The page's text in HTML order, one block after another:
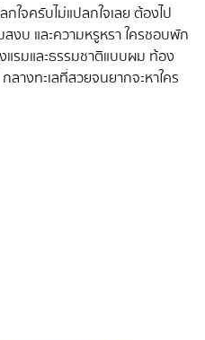
ใจครับไม่แปลกใจเลย ต้องไป
งบ และความหรูหรา ใครชอบพัก
แรมและธรรมชาติแบบผม ท้อง
างทะเลที่สวยจนยากจะหาใคร